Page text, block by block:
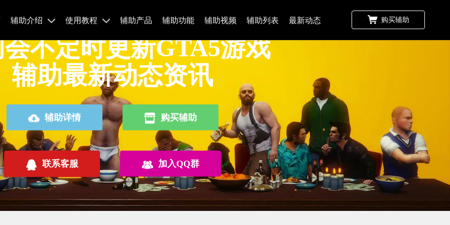
辅助介绍 使用教程 辅助产品 辅助功能 辅助视频 辅助列表 最新动态 购买辅助
不定时更新GTA5游戏
辅助最新动态资讯
辅助详情 购买辅助
联系客服 加入QQ群